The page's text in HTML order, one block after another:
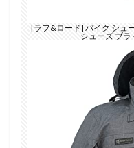
[ラフ&ロード] バイク シュ
シューズ ブ